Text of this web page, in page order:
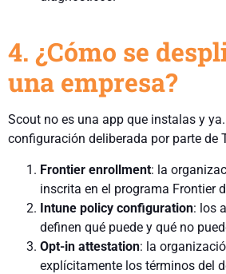
4. ¿Cómo se
una empresa?
Scout no es una app que instalas y
configuración deliberada por parte de
Frontier enrollment: la
inscrita en el programa Frontier
Intune policy configuration: los
definen qué puede y qué no
Opt-in attestation: la
explícitamente los términos del